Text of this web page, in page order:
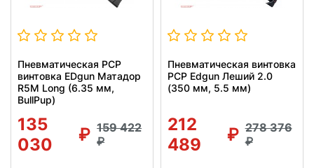
Пневматическая PCP
винтовка EDgun Матадор
R5M Long (6.35 мм,
BullPup)
135
030
159 422
Пневматическая винтовка
PCP Edgun Леший 2.0
(350 мм, 5.5 мм)
212
489
278 376